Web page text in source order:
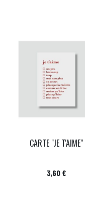
CARTE "JE T'AIME"
Prix
3,60 €